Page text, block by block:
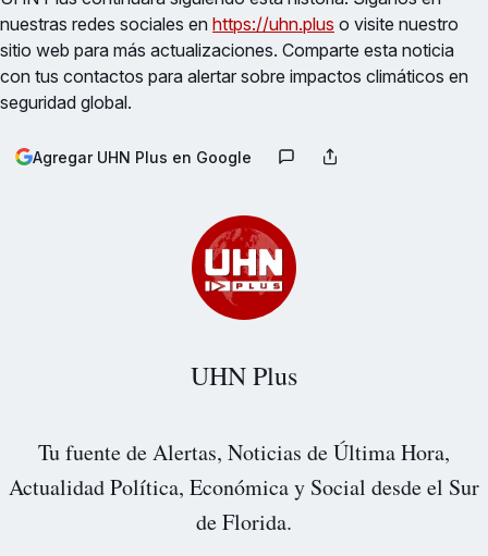
nuestras redes sociales en https://uhn.plus o visite nuestro
sitio web para más actualizaciones. Comparte esta noticia
con tus contactos para alertar sobre impactos climáticos en
seguridad global.
Agregar UHN Plus en Google
UHN Plus
Tu fuente de Alertas, Noticias de Última Hora,
Actualidad Política, Económica y Social desde el Sur
de Florida.